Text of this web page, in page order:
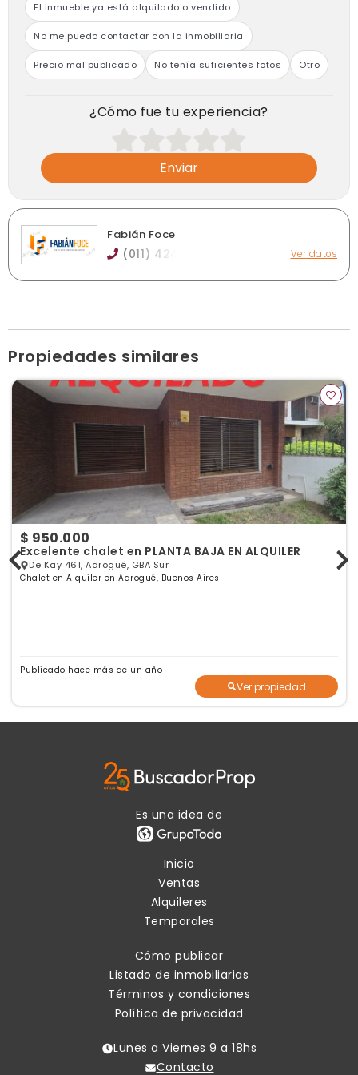
El inmueble ya está alquilado o vendido
No me puedo contactar con la inmobiliaria
Precio mal publicado No tenía suficientes fotos Otro
¿Cómo fue tu experiencia?
Enviar
Fabián Foce
(011) 424 Ver datos
Propiedades similares
$ 950.000
Excelente chalet en PLANTA BAJA EN ALQUILER
De Kay 461, Adrogué, GBA Sur
Chalet en Alquiler en Adrogué, Buenos Aires
Publicado hace más de un año
Ver propiedad
Es una idea de
Inicio
Ventas
Alquileres
Temporales
Cómo publicar
Listado de inmobiliarias
Términos y condiciones
Política de privacidad
Lunes a Viernes 9 a 18hs
Contacto